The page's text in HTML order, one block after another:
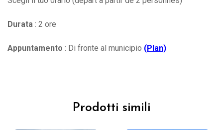
Durata : 2 ore
Appuntamento : Di fronte al municipio (Plan)
Prodotti simili